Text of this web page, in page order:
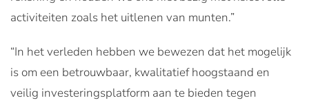
activiteiten zoals het uitlenen van munten.”
“In het verleden hebben we bewezen dat het mogelijk
is om een betrouwbaar, kwalitatief hoogstaand en
veilig investeringsplatform aan te bieden tegen